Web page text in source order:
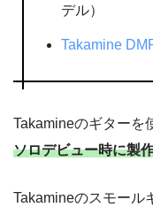
デル）
Takamine
Takamineのギターを
ソロデビュー時に製
Takamineのスモール